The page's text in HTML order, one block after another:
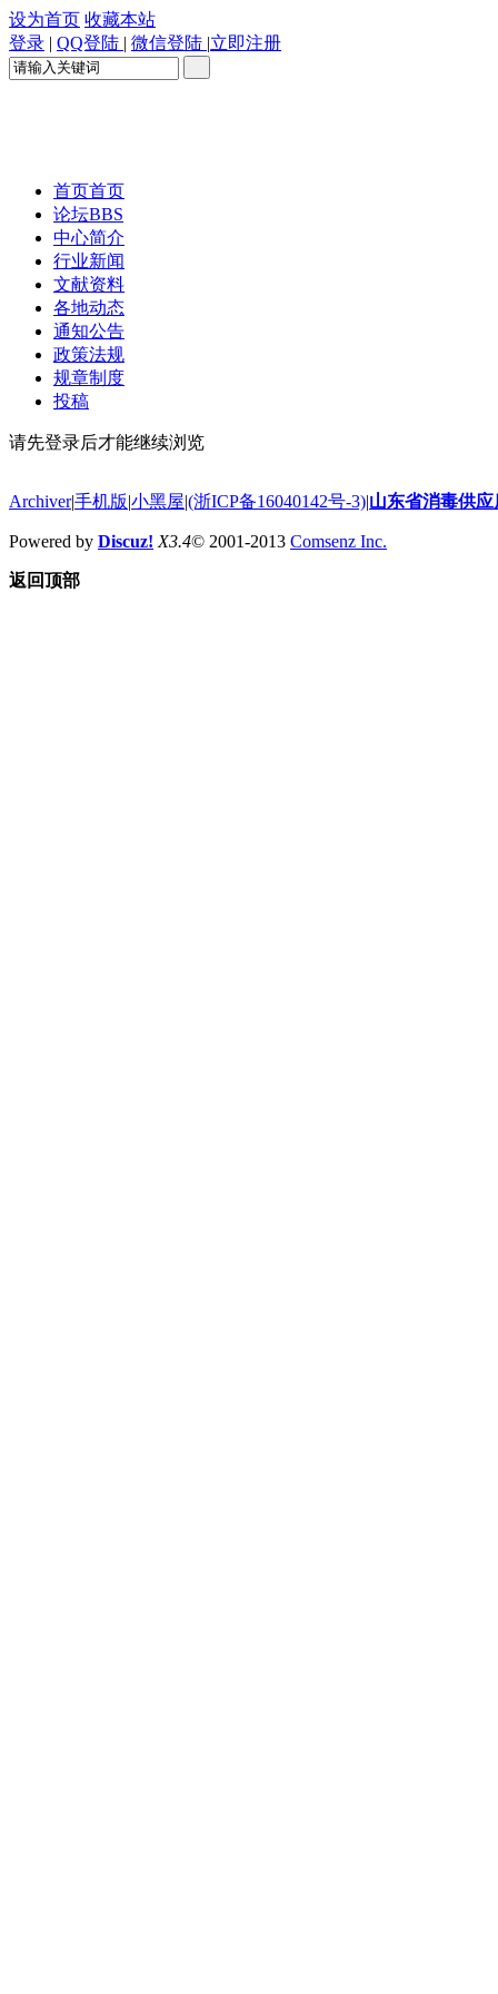
设为首页 收藏本站
登录 | QQ登陆 | 微信登陆 |立即注册
首页首页
论坛BBS
中心简介
行业新闻
文献资料
各地动态
通知公告
政策法规
规章制度
投稿
请先登录后才能继续浏览
Archiver|手机版|小黑屋|(浙ICP备16040142号-3)|山东省消毒供
Powered by Discuz! X3.4© 2001-2013 Comsenz Inc.
返回顶部